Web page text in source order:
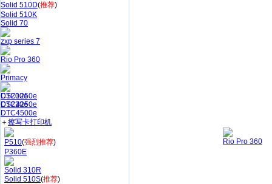
Solid 510D(推荐)
Solid 510K
Solid 70
zxp series 7
Rio Pro 360
Primacy
CS200e
CS220e
DTC1250e
DTC4250e
DTC4500e
＋擦写卡打印机
P510(强烈推荐)
P360E
Solid 310R
Solid 510S(推荐)
Rio Pro 360